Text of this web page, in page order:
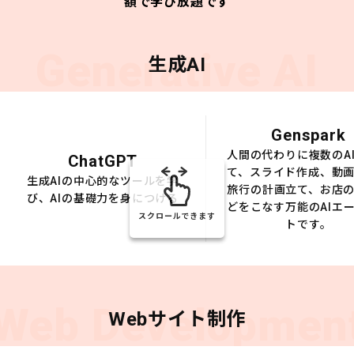
Generative AI
生成AI
ChatGPT
生成AIの中心的なツールを学
び、AIの基礎力を身につける
Genspark
人間の代わりに複数の
て、スライド作成、動
旅行の計画立て、お店
どをこなす万能のAIエ
トです。
スクロールできます
Webサイト制作